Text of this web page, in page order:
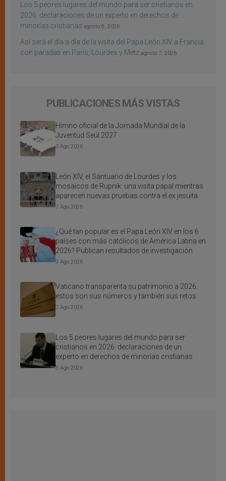
Los 5 peores lugares del mundo para ser cristianos en
2026: declaraciones de un experto en derechos de
minorías cristianas agosto 8, 2026
Así será el día a día de la visita del Papa León XIV a Francia
con paradas en París, Lourdes y Metz agosto 7, 2026
PUBLICACIONES MÁS VISTAS
Himno oficial de la Jornada Mundial de la
Juventud Seúl 2027
3 Ago 2026
León XIV, el Santuario de Lourdes y los
mosaicos de Rupnik: una visita papal mientras
aparecen nuevas pruebas contra el ex jesuita
7 Ago 2026
¿Qué tan popular es el Papa León XIV en los 6
países con más católicos de América Latina en
2026? Publican resultados de investigación
9 Ago 2026
Vaticano transparenta su patrimonio a 2026:
estos son sus números y también sus retos
7 Ago 2026
Los 5 peores lugares del mundo para ser
cristianos en 2026: declaraciones de un
experto en derechos de minorías cristianas
8 Ago 2026